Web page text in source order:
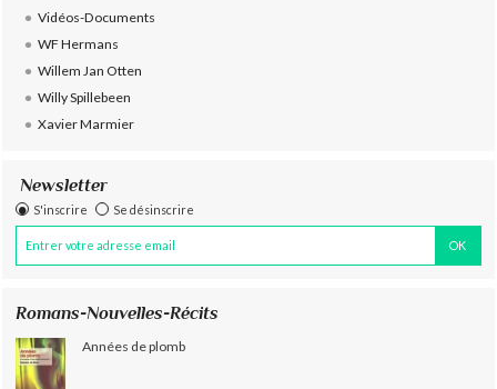
Vidéos-Documents
WF Hermans
Willem Jan Otten
Willy Spillebeen
Xavier Marmier
Newsletter
S'inscrire Se désinscrire
Romans-Nouvelles-Récits
Années de plomb